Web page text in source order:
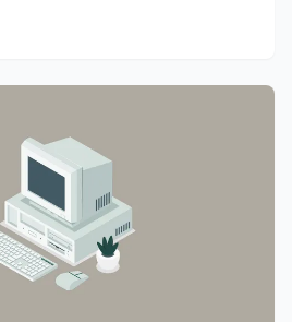
画を埋め込む方法と手順を徹底的